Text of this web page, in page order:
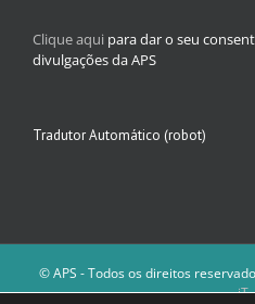
Clique aqui para dar o seu
divulgações da APS
Tradutor Automático (robot)
© APS - Todos os direitos
iT